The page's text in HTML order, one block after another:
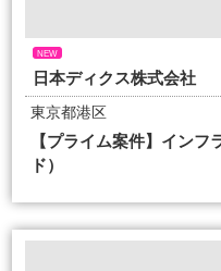
NEW
日本ディクス株式会社
東京都港区
【プライム案件】イン
ド）